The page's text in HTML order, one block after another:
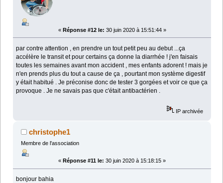
« Réponse #12 le: 30 juin 2020 à 15:51:44 »
par contre attention , en prendre un tout petit peu au debut ...ça
accélère le transit et pour certains ça donne la diarrhée ! j'en faisais
toutes les semaines avant mon accident , mes enfants adorent ! mais je
n'en prends plus du tout a cause de ça , pourtant mon système digestif
y était habitué . Je préconise donc de tester 3 gorgées et voir ce que ça
provoque . Je ne savais pas que c'était antibactérien .
IP archivée
christophe1
Membre de l'association
« Réponse #11 le: 30 juin 2020 à 15:18:15 »
bonjour bahia